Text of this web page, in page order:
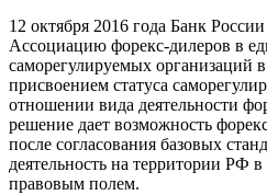
12 октября 2016 года Банк
Ассоциацию форекс-дилеров в
саморегулируемых организаций
присвоением статуса
отношении вида деятельности
решение дает возможность
после согласования базовых
деятельность на территории РФ
правовым полем.